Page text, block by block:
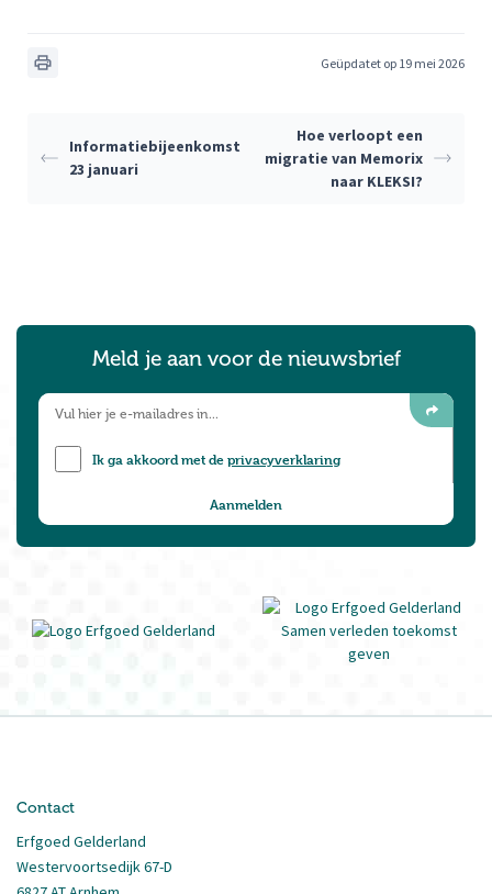
Geüpdatet op 19 mei 2026
Informatiebijeenkomst
23 januari
Hoe verloopt een
migratie van Memorix
naar KLEKSI?
Meld je aan voor de nieuwsbrief
Ik ga akkoord met deprivacyverklaring
Contact
Erfgoed Gelderland
Westervoortsedijk 67-D